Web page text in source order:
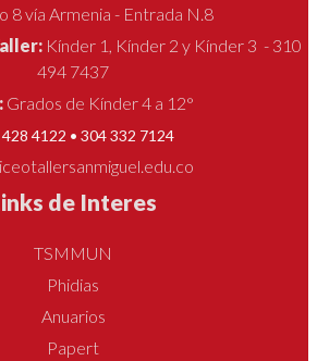
8 vía Armenia - Entrada N.8
Kínder 1, Kínder 2 y Kínder 3 - 310
494 7437
Grados de Kínder 4 a 12°
4122 • 304 332 7124
de Interes
TSMMUN
Phidias
Anuarios
Papert